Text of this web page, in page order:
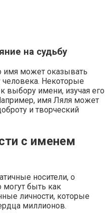
на судьбу
имя может оказывать
человека. Некоторые
выбору имени, изучая его
имя Ляля может
и творческий
с именем
носители, о
могут быть как
личности, которые
миллионов.